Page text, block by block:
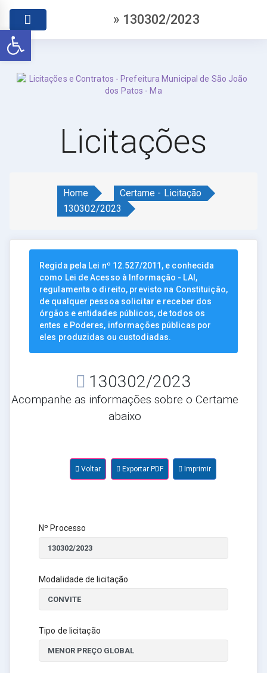
Abrir a barra de ferramentas
» 130302/2023
Licitações
Home
Certame - Licitação
130302/2023
Regida pela Lei nº 12.527/2011, e conhecida
como Lei de Acesso à Informação - LAI,
regulamenta o direito, previsto na Constituição,
de qualquer pessoa solicitar e receber dos
órgãos e entidades públicos, de todos os
entes e Poderes, informações públicas por
eles produzidas ou custodiadas.
130302/2023
Acompanhe as informações sobre o Certame
abaixo
Voltar Exportar PDF Imprimir
Nº Processo
Modalidade de licitação
Tipo de licitação